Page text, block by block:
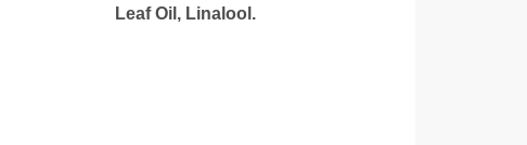
Leaf Oil, Linalool.